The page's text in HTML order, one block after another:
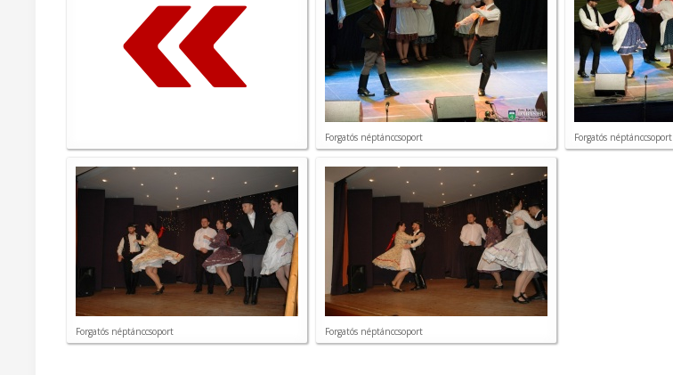
Forgatós néptánccsoport Forgatós néptánccsoport
Forgatós néptánccsoport Forgatós néptánccsoport